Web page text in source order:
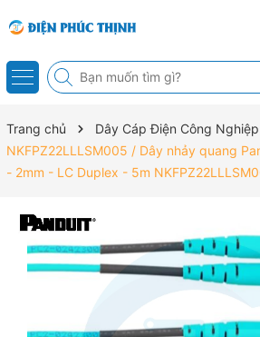
Trang chủ
Dây Cáp Điện Công Nghiệp
NKFPZ22LLLSM005 / Dây nhảy quang
- 2mm - LC Duplex - 5m